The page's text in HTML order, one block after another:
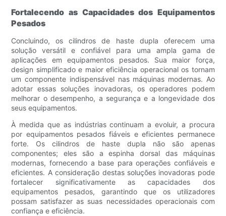
Fortalecendo as Capacidades dos Equipamentos
Pesados
Concluindo, os cilindros de haste dupla oferecem uma
solução versátil e confiável para uma ampla gama de
aplicações em equipamentos pesados. Sua maior força,
design simplificado e maior eficiência operacional os tornam
um componente indispensável nas máquinas modernas. Ao
adotar essas soluções inovadoras, os operadores podem
melhorar o desempenho, a segurança e a longevidade dos
seus equipamentos.
À medida que as indústrias continuam a evoluir, a procura
por equipamentos pesados ​​fiáveis ​​e eficientes permanece
forte. Os cilindros de haste dupla não são apenas
componentes; eles são a espinha dorsal das máquinas
modernas, fornecendo a base para operações confiáveis ​​e
eficientes. A consideração destas soluções inovadoras pode
fortalecer significativamente as capacidades dos
equipamentos pesados, garantindo que os utilizadores
possam satisfazer as suas necessidades operacionais com
confiança e eficiência.